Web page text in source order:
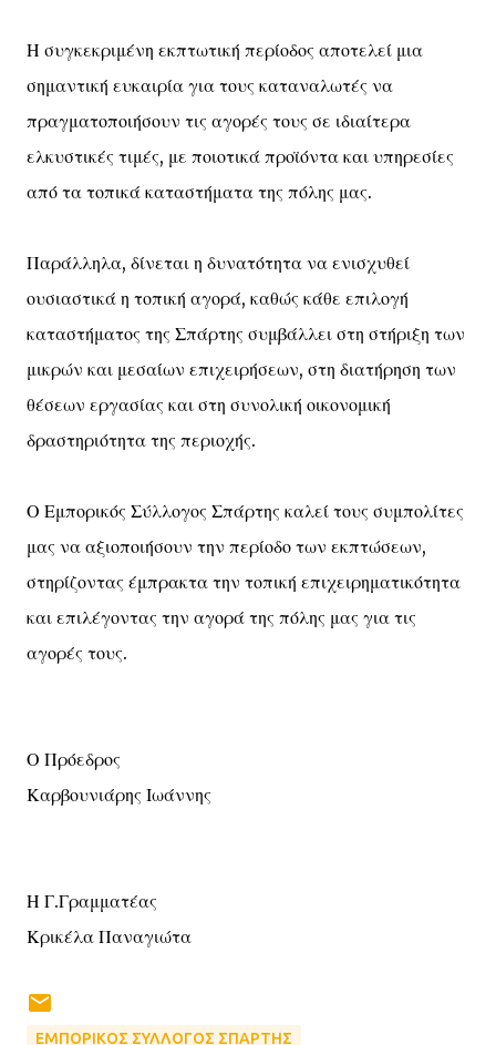
Η συγκεκριμένη εκπτωτική περίοδος αποτελεί μια
σημαντική ευκαιρία για τους καταναλωτές να
πραγματοποιήσουν τις αγορές τους σε ιδιαίτερα
ελκυστικές τιμές, με ποιοτικά προϊόντα και υπηρεσίες
από τα τοπικά καταστήματα της πόλης μας.
Παράλληλα, δίνεται η δυνατότητα να ενισχυθεί
ουσιαστικά η τοπική αγορά, καθώς κάθε επιλογή
καταστήματος της Σπάρτης συμβάλλει στη στήριξη των
μικρών και μεσαίων επιχειρήσεων, στη διατήρηση των
θέσεων εργασίας και στη συνολική οικονομική
δραστηριότητα της περιοχής.
Ο Εμπορικός Σύλλογος Σπάρτης καλεί τους συμπολίτες
μας να αξιοποιήσουν την περίοδο των εκπτώσεων,
στηρίζοντας έμπρακτα την τοπική επιχειρηματικότητα
και επιλέγοντας την αγορά της πόλης μας για τις
αγορές τους.
Ο Πρόεδρος
Καρβουνιάρης Ιωάννης
Η Γ.Γραμματέας
Κρικέλα Παναγιώτα
ΕΜΠΟΡΙΚΟΣ ΣΥΛΛΟΓΟΣ ΣΠΑΡΤΗΣ